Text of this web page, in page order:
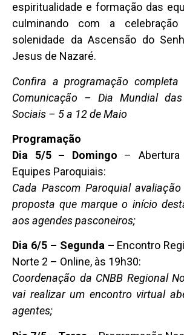
espiritualidade e formação das
culminando com a
solenidade da Ascensão do
Jesus de Nazaré.
Confira a programação
Comunicação – Dia Mundial das
Sociais – 5 a 12 de Maio
Programação
Dia 5/5 – Domingo –
Equipes Paroquiais:
Cada Pascom Paroquial
proposta que marque o início
aos agendes pasconeiros;
Dia 6/5 – Segunda – Encontro
Norte 2 – Online, às 19h30:
Coordenação da CNBB Regional
vai realizar um encontro virtual
agentes;